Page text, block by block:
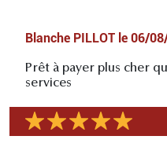
Blanche PILLOT le 06/
Prêt à payer plus cher
services